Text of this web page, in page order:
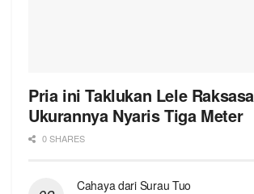
Pria ini Taklukan Lele Raksasa
Ukurannya Nyaris Tiga Meter
0 SHARES
Cahaya dari Surau Tuo